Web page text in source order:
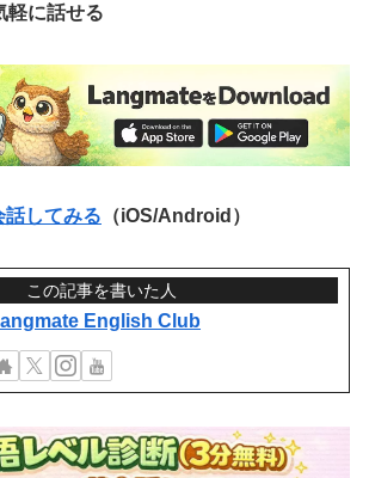
軽に話せる
してみる （iOS/Android）
この記事を書いた人
English Club